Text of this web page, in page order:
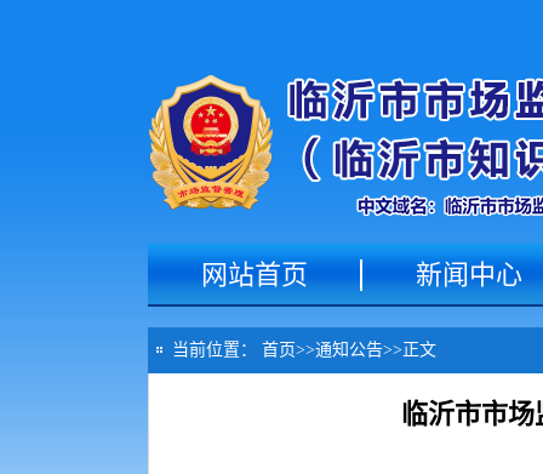
网站首页 新闻中心
当前位置： 首页>>通知公告>> 正文
临沂市市